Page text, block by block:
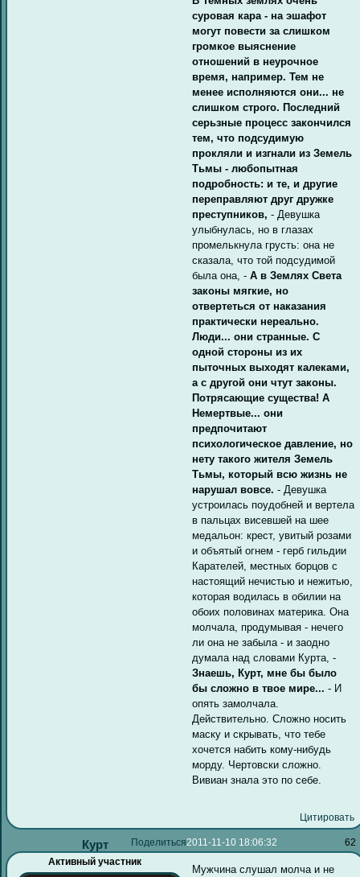
суровая кара - на эшафот
могут повести за слишком
громкое выяснение
отношений в неурочное
время, например. Тем не
менее исполняются они... не
слишком строго. Последний
серьзные процесс закончился
тем, что подсудимую
прокляли и изгнали из Земель
Тьмы - любопытная
подробность: и те, и другие
переправляют друг дружке
преступников, - Девушка
улыбнулась, но в глазах
промелькнула грусть: она не
сказала, что той подсудимой
была она, -А в Землях Света
законы мягкие, но
отвертеться от наказания
практически нереально.
Люди... они странные. С
одной стороны из их
пыточных выходят калеками,
а с другой они чтут законы.
Потрясающие существа! А
Немертвые... они
предпочитают
психологическое давление, но
нету такого жителя Земель
Тьмы, который всю жизнь не
нарушал вовсе.- Девушка
устроилась поудобней и вертела
в пальцах висевшей на шее
медальон: крест, увитый розами
и объятый огнем - герб гильдии
Карателей, местных борцов с
настоящий нечистью и нежитью,
которая водилась в обилии на
обоих половинах материка. Она
молчала, продумывая - нечего
ли она не забыла - и заодно
думала над словами Курта, -
Знаешь, Курт, мне бы было
бы сложно в твое мире... - И
опять замолчала.
Действительно. Сложно носить
маску и скрывать, что тебе
хочется набить кому-нибудь
морду. Чертовски сложно.
Вивиан знала это по себе.
Цитировать
Поделиться 62
2011-11-10 18:06:32
Курт
Активный участник
Мужчина слушал молча и не